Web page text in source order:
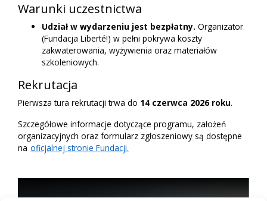
Warunki uczestnictwa
Udział w wydarzeniu jest bezpłatny. Organizator
(Fundacja Liberté!) w pełni pokrywa koszty
zakwaterowania, wyżywienia oraz materiałów
szkoleniowych.
Rekrutacja
Pierwsza tura rekrutacji trwa do 14 czerwca 2026 roku.
Szczegółowe informacje dotyczące programu, założeń
organizacyjnych oraz formularz zgłoszeniowy są dostępne
na oficjalnej stronie Fundacji.